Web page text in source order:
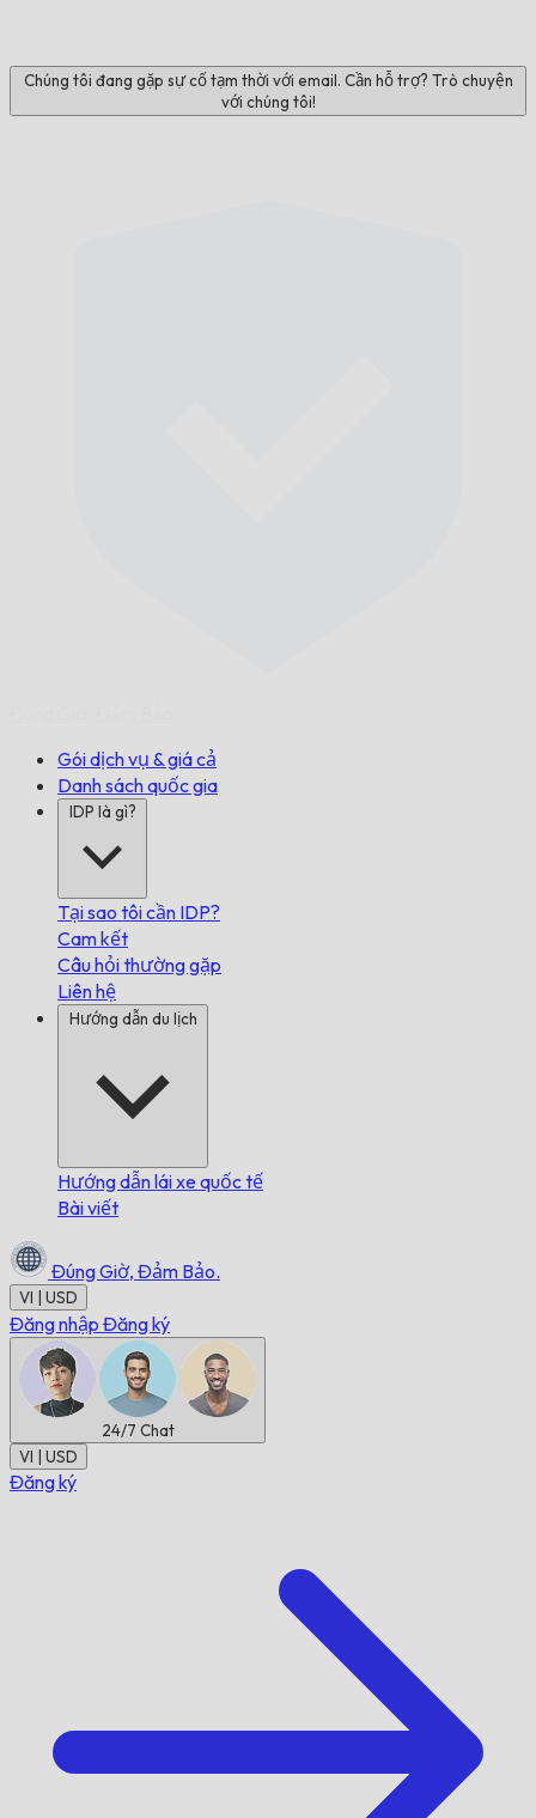
Chúng tôi đang gặp sự cố tạm thời với email. Cần hỗ trợ? Trò chuyện
với chúng tôi!
Gói dịch vụ & giá cả
Danh sách quốc gia
IDP là gì?
Tại sao tôi cần IDP?
Cam kết
Câu hỏi thường gặp
Liên hệ
Hướng dẫn du lịch
Hướng dẫn lái xe quốc tế
Bài viết
Đúng Giờ, Đảm Bảo.
VI | USD
Đăng nhập Đăng ký
24/7 Chat
VI | USD
Đăng ký